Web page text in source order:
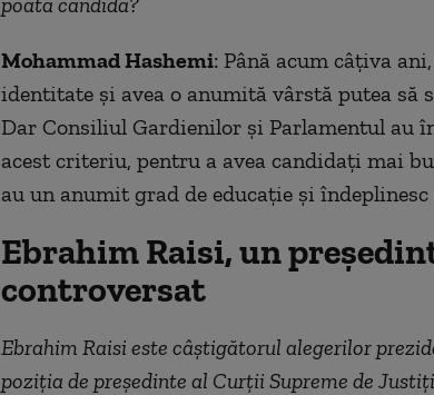
Mohammad Hashemi: Până acum câțiva
identitate și avea o anumită vârstă putea să
Dar Consiliul Gardienilor și Parlamentul au
acest criteriu, pentru a avea candidați mai
au un anumit grad de educație și
Ebrahim Raisi, un
controversat
Ebrahim Raisi este câştigătorul alegerilor
poziţia de președinte al Curții Supreme de